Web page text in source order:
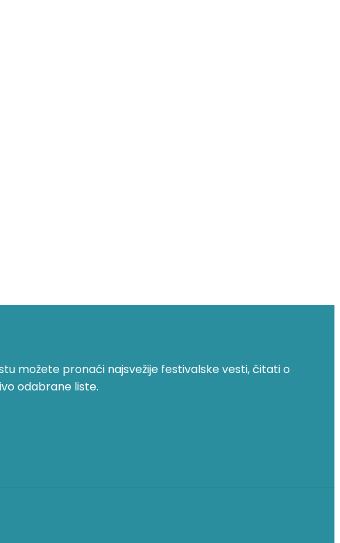
možete pronaći najsvežije festivalske vesti, čitati o
odabrane liste.